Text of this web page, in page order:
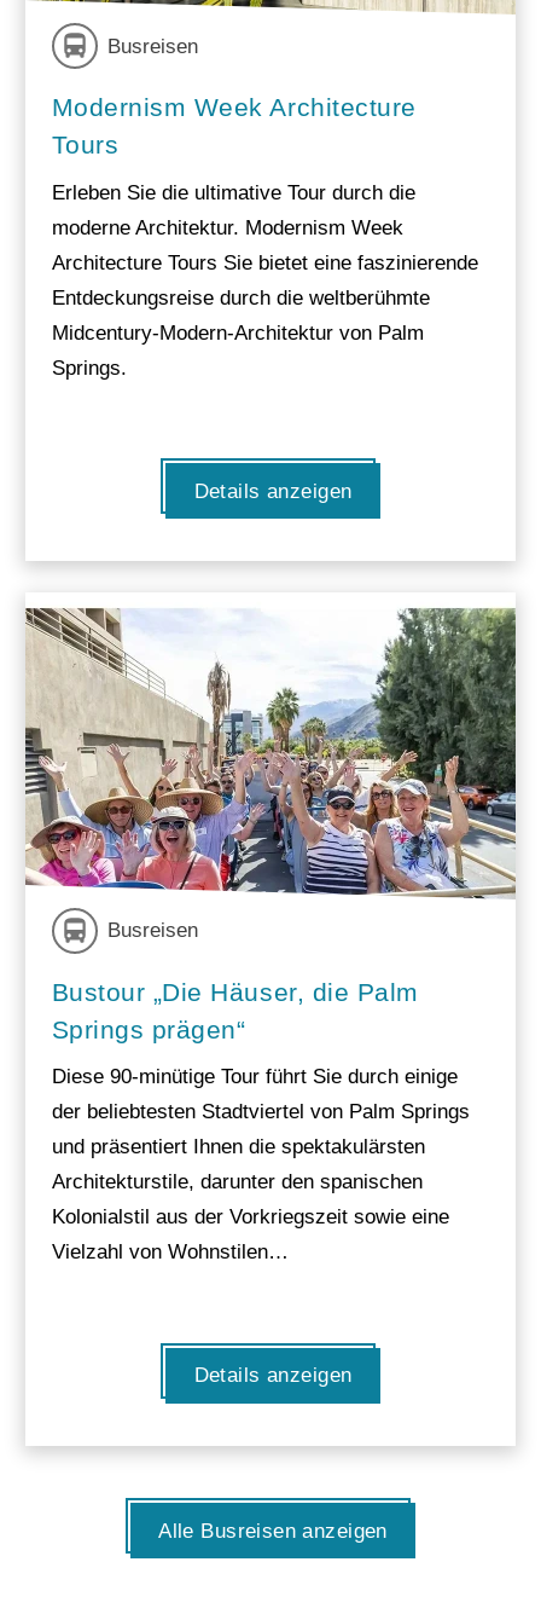
Busreisen
Modernism Week Architecture
Tours
Erleben Sie die ultimative Tour durch die
moderne Architektur. Modernism Week
Architecture Tours Sie bietet eine faszinierende
Entdeckungsreise durch die weltberühmte
Midcentury-Modern-Architektur von Palm
Springs.
Details anzeigen
Busreisen
Bustour „Die Häuser, die Palm
Springs prägen“
Diese 90-minütige Tour führt Sie durch einige
der beliebtesten Stadtviertel von Palm Springs
und präsentiert Ihnen die spektakulärsten
Architekturstile, darunter den spanischen
Kolonialstil aus der Vorkriegszeit sowie eine
Vielzahl von Wohnstilen…
Details anzeigen
Alle Busreisen anzeigen